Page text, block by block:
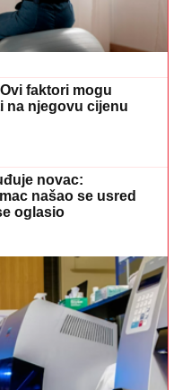
faktori mogu
na njegovu cijenu
novac:
našao se usred
oglasio